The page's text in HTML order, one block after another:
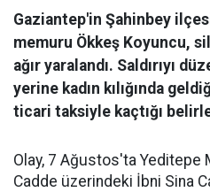
Gaziantep'in Şahinbey
memuru Ökkeş Koyuncu,
ağır yaralandı. Saldırıyı
yerine kadın kılığında
ticari taksiyle kaçtığı
Olay, 7 Ağustos'ta Yeditepe
Cadde üzerindeki İbni Sina